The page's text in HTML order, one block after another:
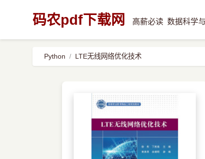
码农pdf下载网 高薪必读 数据科学
Python LTE无线网络优化技术